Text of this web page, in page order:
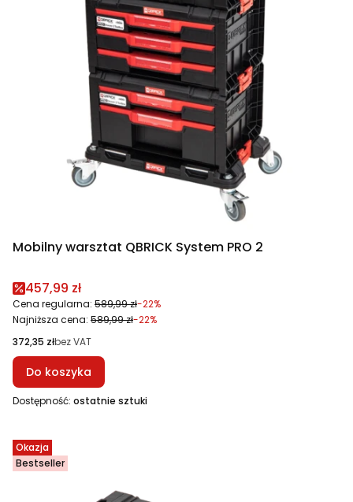
Mobilny warsztat QBRICK System PRO 2
Cena promocyjna
457,99 zł
Cena regularna: 589,99 zł-22%
Najniższa cena: 589,99 zł-22%
Cena
372,35 złbez VAT
Do koszyka
Dostępność: ostatnie sztuki
Okazja
Bestseller